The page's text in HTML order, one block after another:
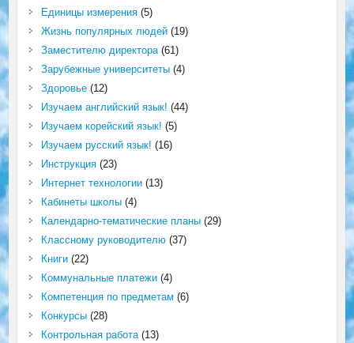
Единицы измерения(5)
Жизнь популярных людей(19)
Заместителю директора(61)
Зарубежные университеты(4)
Здоровье(12)
Изучаем английский язык! (44)
Изучаем корейский язык! (5)
Изучаем русский язык! (16)
Инструкция(23)
Интернет технологии(13)
Кабинеты школы(4)
Календарно-тематические планы(29)
Классному руководителю(37)
Книги(22)
Коммунальные платежи(4)
Компетенция по предметам (6)
Конкурсы(28)
Контрольная работа(13)